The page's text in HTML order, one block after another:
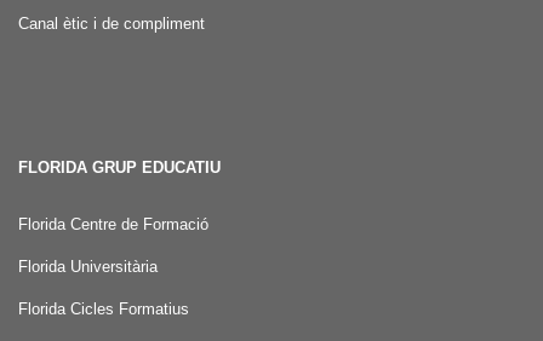
Canal ètic i de compliment
FLORIDA GRUP EDUCATIU
Florida Centre de Formació
Florida Universitària
Florida Cicles Formatius